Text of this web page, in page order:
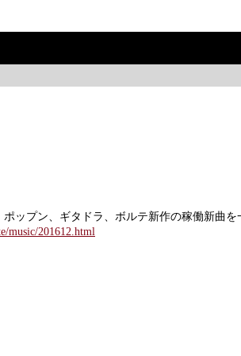
ップン、ギタドラ、ボルテ新作の稼働新曲
music/201612.html